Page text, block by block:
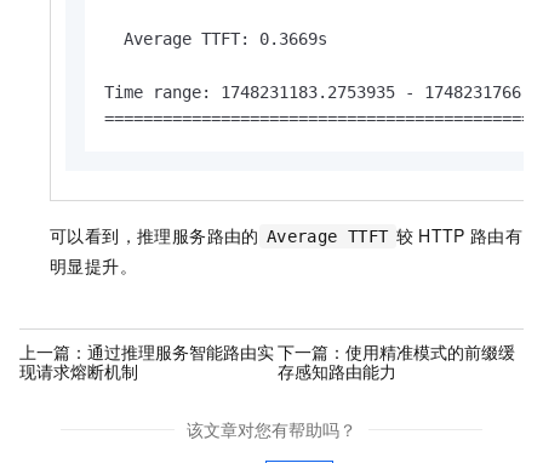
  Average TTFT: 0.3669s
Time range: 1748231183.2753935 -
可以看到，推理服务路由的 Average TTFT 较 HTTP 路由有
明显提升。
上一篇： 通过推理服务智能路由实
现请求熔断机制
下一篇： 使用精准模式的前缀缓
存感知路由能力
该文章对您有帮助吗？